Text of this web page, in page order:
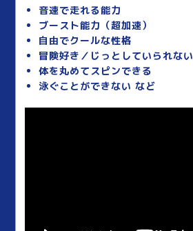
音速で走れる能力
ブースト能力（超加速）
自由でクールな性格
冒険好き／じっとしていられない
体を丸めてスピンできる
泳ぐことができない など